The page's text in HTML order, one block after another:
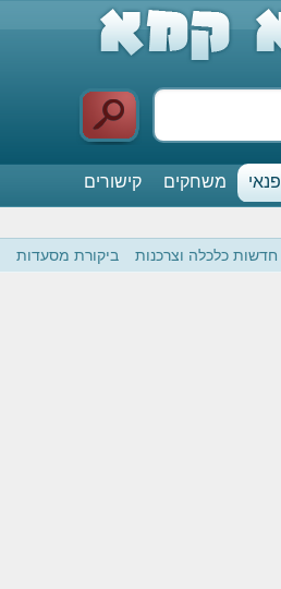
פנאי משחקים
קישורים
חדשות כלכלה וצרכנות ביקורת מסעדות